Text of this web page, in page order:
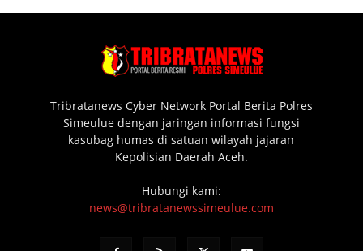
Tribratanews Cyber Network Portal Berita Polres
Simeulue dengan jaringan informasi fungsi
kasubag humas di satuan wilayah jajaran
Kepolisian Daerah Aceh.
Hubungi kami:
news@tribratanewssimeulue.com